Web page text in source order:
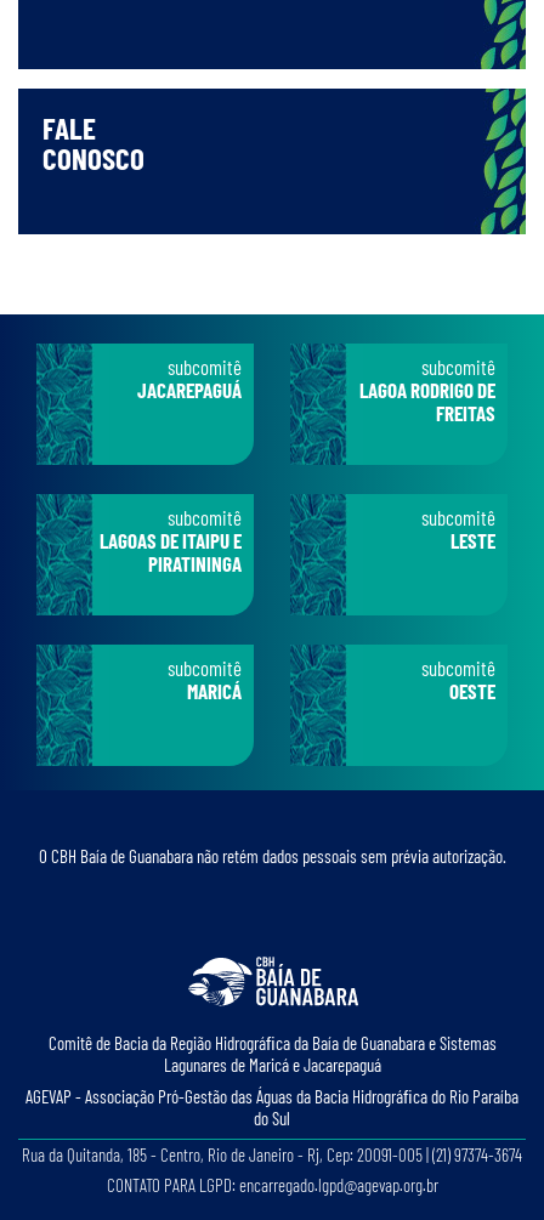
FALE
CONOSCO
subcomitê
JACAREPAGUÁ
subcomitê
LAGOA RODRIGO DE
FREITAS
subcomitê
LAGOAS DE ITAIPU E
PIRATININGA
subcomitê
LESTE
subcomitê
MARICÁ
subcomitê
OESTE
O CBH Baía de Guanabara não retém dados pessoais sem prévia autorização.
Comitê de Bacia da Região Hidrográﬁca da Baía de Guanabara e Sistemas
Lagunares de Maricá e Jacarepaguá
AGEVAP - Associação Pró-Gestão das Águas da Bacia Hidrográﬁca do Rio Paraíba
do Sul
Rua da Quitanda, 185 - Centro, Rio de Janeiro - Rj, Cep: 20091-005 | (21) 97374-3674
CONTATO PARA LGPD: encarregado.lgpd@agevap.org.br